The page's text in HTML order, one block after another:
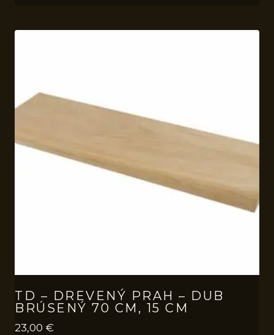
TD – DREVENÝ PRAH – DUB
BRÚSENÝ 70 CM, 15 CM
23,00 €